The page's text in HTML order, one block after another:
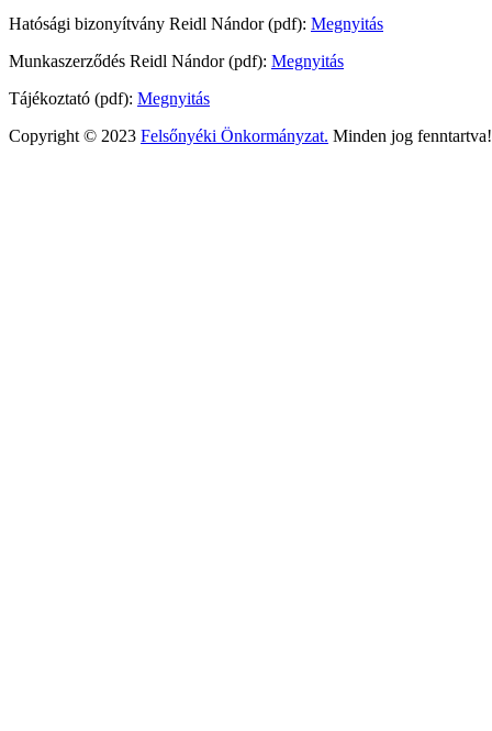
Hatósági bizonyítvány Reidl Nándor (pdf): Megnyitás
Munkaszerződés Reidl Nándor (pdf): Megnyitás
Tájékoztató (pdf): Megnyitás
Copyright © 2023 Felsőnyéki Önkormányzat. Minden jog fenntartva!